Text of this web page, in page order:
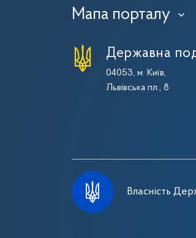
Мапа порталу ›
Державна
04053, м. Київ,
Львівська пл., 8
Власність